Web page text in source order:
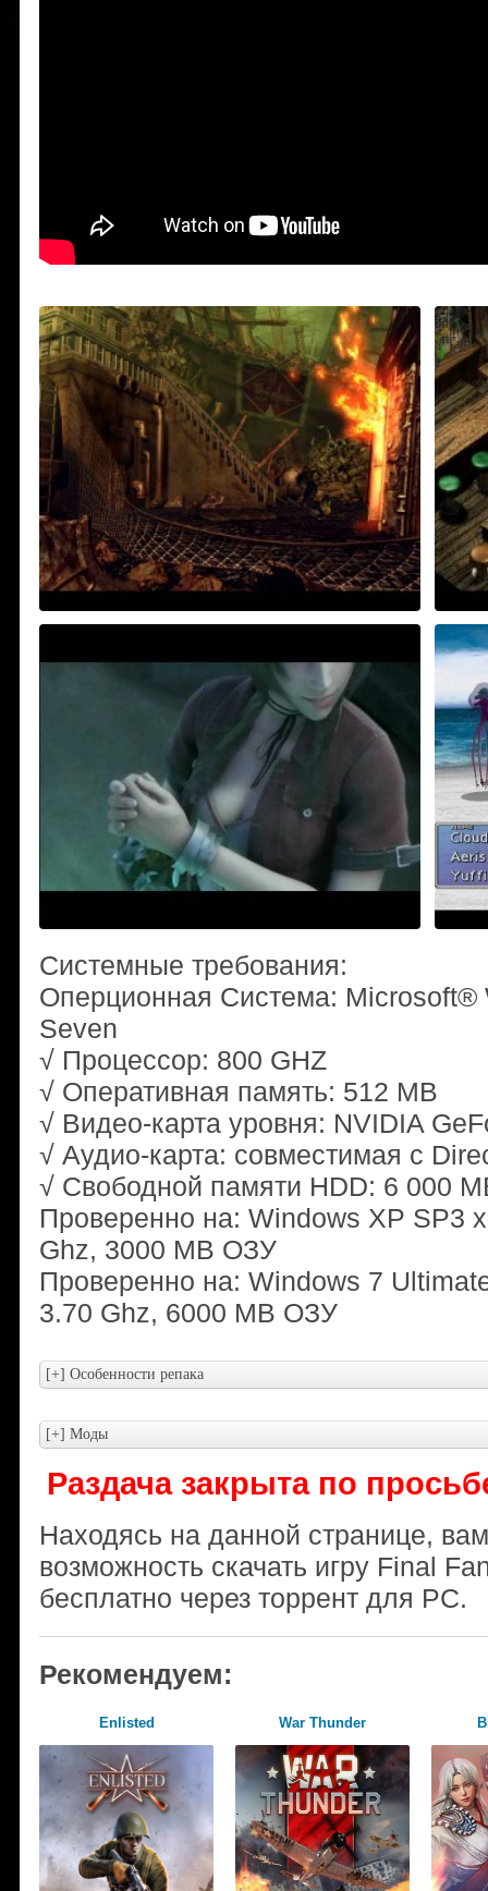
Системные требования:
Оперционная Система:
Seven
√ Процессор: 800 GHZ
√ Оперативная память: 512 MB
√ Видео-карта уровня: NVIDIA
√ Аудио-карта: совместимая с
√ Свободной памяти HDD: 6 000
Проверенно на: Windows XP SP3
Ghz, 3000 MB ОЗУ
Проверенно на: Windows 7
3.70 Ghz, 6000 MB ОЗУ
Раздача закрыта по
Находясь на данной странице,
возможность скачать игру Final
бесплатно через торрент для PC.
Рекомендуем:
Enlisted War Thunder